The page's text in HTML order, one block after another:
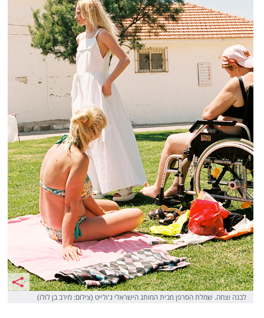
לבנה וצחה. שמלת הסרפן מבית המותג הישראלי ג'ולייט (צילום: מירב בן לולו)